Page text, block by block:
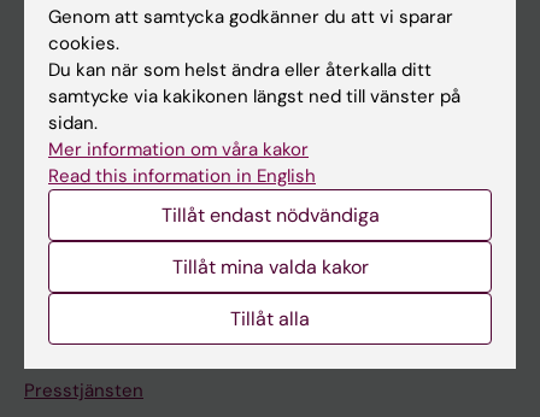
Forskning
Om KI
Redaktionellt material
Medicinsk Vetenskap
The Conversation
Nyhetsarkivet
Kontakta oss
Presstjänsten
Genom att samtycka godkänner du att vi sparar
cookies.
Du kan när som helst ändra eller återkalla ditt
samtycke via kakikonen längst ned till vänster på
sidan.
Mer information om våra kakor
Read this information in English
Tillåt endast nödvändiga
Tillåt mina valda kakor
Tillåt alla